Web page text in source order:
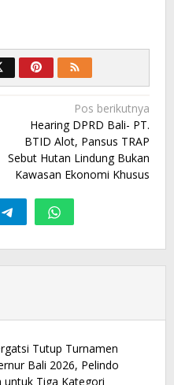
Pos berikutnya
Hearing DPRD Bali- PT.
BTID Alot, Pansus TRAP
Sebut Hutan Lindung Bukan
Kawasan Ekonomi Khusus
Tutup Turnamen
Bali 2026, Pelindo
untuk Tiga Kategori